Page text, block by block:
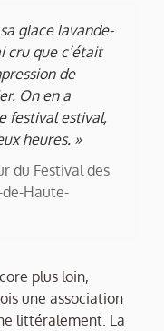
glace lavande-
cru que c’était
de
On en a
festival estival,
heures. »
du Festival des
de-Haute-
plus loin,
une association
littéralement. La